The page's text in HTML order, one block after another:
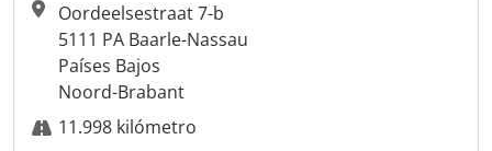
Oordeelsestraat 7-b
5111 PA Baarle-Nassau
Países Bajos
Noord-Brabant
11.998 kilómetro